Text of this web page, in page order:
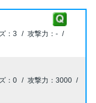
3
-
0
3000